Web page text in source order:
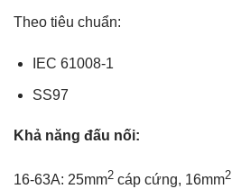
Theo tiêu chuẩn:
IEC 61008-1
SS97
Khả năng đấu nối:
16-63A: 25mm2 cáp cứng, 16mm2